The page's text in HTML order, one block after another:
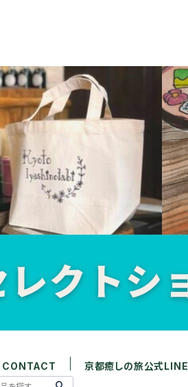
CONTACT 京都癒しの旅公式LINE